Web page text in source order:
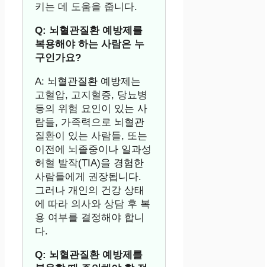
키는 데 도움을 줍니다.
Q: 뇌혈관질환 예방제를
복용해야 하는 사람은 누
구인가요?
A: 뇌혈관질환 예방제는
고혈압, 고지혈증, 당뇨병
등의 위험 요인이 있는 사
람들, 가족력으로 뇌혈관
질환이 있는 사람들, 또는
이전에 뇌졸중이나 일과성
허혈 발작(TIA)을 경험한
사람들에게 권장됩니다.
그러나 개인의 건강 상태
에 따라 의사와 상담 후 복
용 여부를 결정해야 합니
다.
Q: 뇌혈관질환 예방제를